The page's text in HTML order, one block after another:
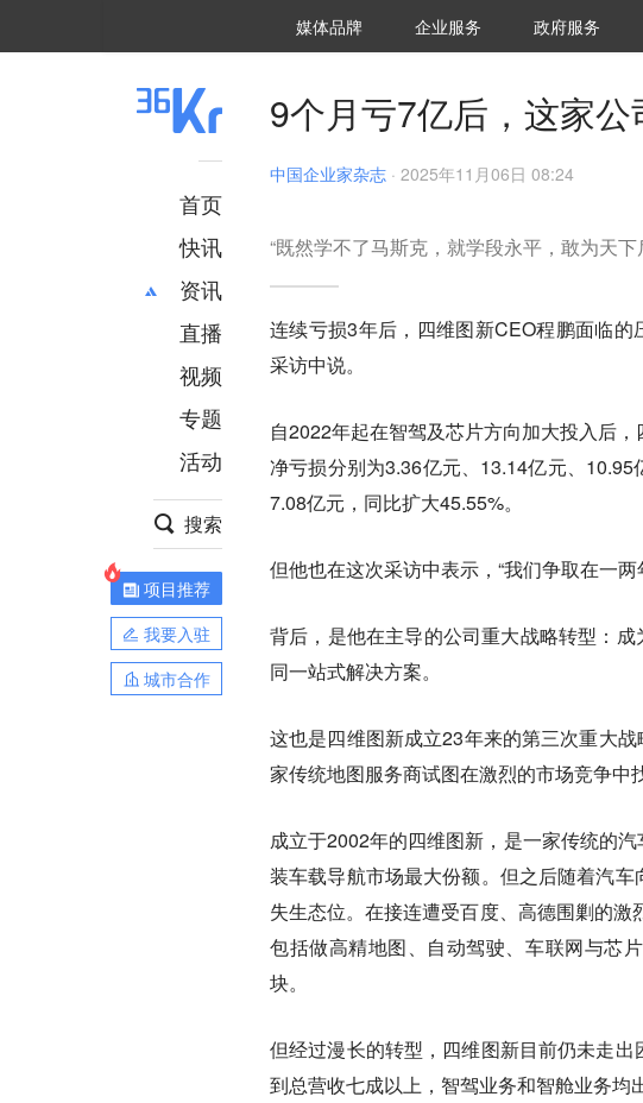
媒体品牌 36Kr研究院
企业服务 城市之窗
政府服务
首页
快讯
资讯
推荐
财经
项目推荐
安徽
直播
视频
专题
活动
搜索
项目推荐
我要入驻
城市合作
9个月亏7亿后，这家
中国企业家杂志 · 2025年11月06日 08:24
“既然学不了马斯克，就学段永平，敢为天下
连续亏损3年后，四维图新CEO程鹏面临的
采访中说。
自2022年起在智驾及芯片方向加大投入后
净亏损分别为3.36亿元、13.14亿元、
7.08亿元，同比扩大45.55%。
但他也在这次采访中表示，“我们争取在一
背后，是他在主导的公司重大战略转型：
同一站式解决方案。
这也是四维图新成立23年来的第三次重大战
家传统地图服务商试图在激烈的市场竞争中
成立于2002年的四维图新，是一家传统的
装车载导航市场最大份额。但之后随着汽
失生态位。在接连遭受百度、高德围剿的
包括做高精地图、自动驾驶、车联网与芯
块。
但经过漫长的转型，四维图新目前仍未走
到总营收七成以上，智驾业务和智舱业务均